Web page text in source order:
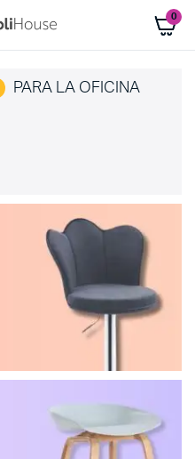
0
PARA LA OFICINA